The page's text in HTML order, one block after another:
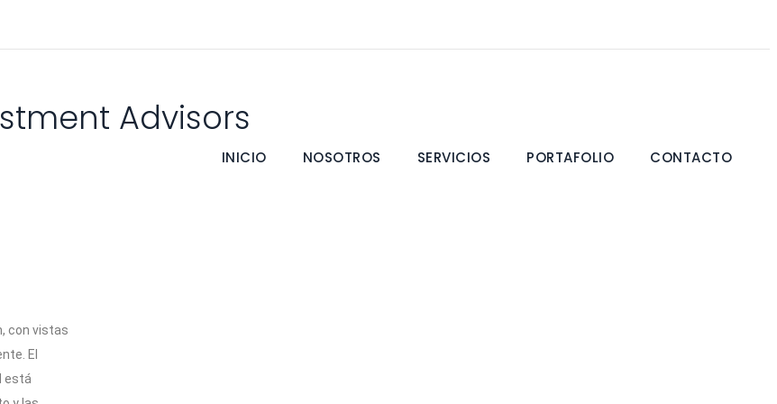
Advisors
INICIO NOSOTROS SERVICIOS PORTAFOLIO CONTACTO
con vistas
El
está